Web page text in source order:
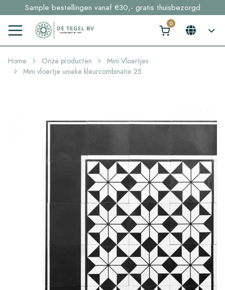
Klik hier en ontdek in 2 min. jouw perfecte tegel →
Sample bestellingen vanaf €30,- gratis thuisbezorgd
Voorraaditems binnen 2 werkdagen geleverd in NL en BE
Home Onze producten
Mini Vloertjes
Mini vloertje unieke kleurcombinatie 25